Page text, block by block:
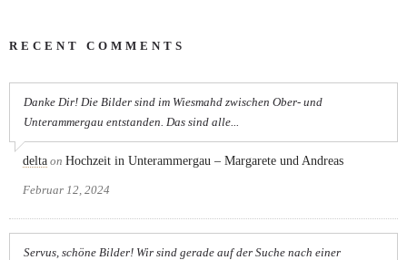
RECENT COMMENTS
Danke Dir! Die Bilder sind im Wiesmahd zwischen Ober- und
Unterammergau entstanden. Das sind alle...
delta on Hochzeit in Unterammergau – Margarete und Andreas
Februar 12, 2024
Servus, schöne Bilder! Wir sind gerade auf der Suche nach einer